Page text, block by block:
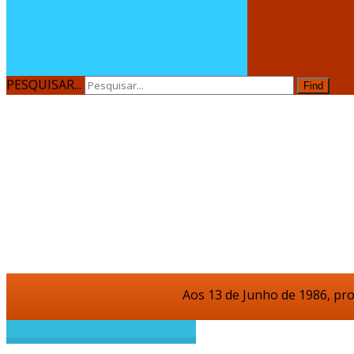
PESQUISAR... Find
Aos 13 de Junho de 1986,